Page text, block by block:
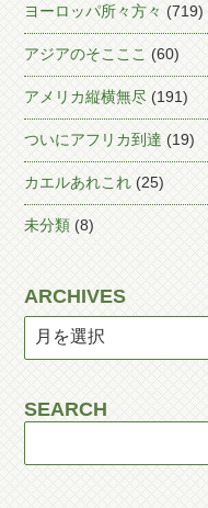
ヨーロッパ所々方々 (719)
アジアのそこここ (60)
アメリカ縦横無尽 (191)
ついにアフリカ到達 (19)
カエルあれこれ (25)
未分類 (8)
ARCHIVES
SEARCH